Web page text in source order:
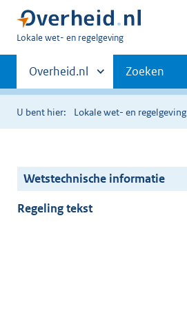
U
hier:
Lokale wet- en regelgeving
Primaire
navigatie
Andere
sites
binnen
Overheid.nl Zoeken
U bent hier: Lokale wet- en regelgeving
Wetstechnische informatie
Regeling tekst